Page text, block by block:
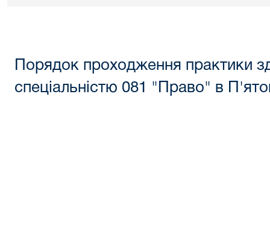
Порядок проходження практики
спеціальністю 081 "Право" в